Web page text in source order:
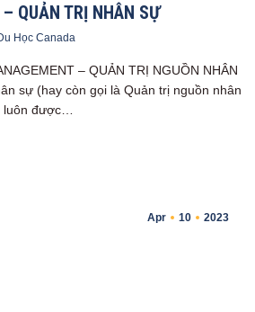
– QUẢN TRỊ NHÂN SỰ
Học Canada
– QUẢN TRỊ NGUỒN NHÂN
sự (hay còn gọi là Quản trị nguồn nhân
được…
Apr 10 2023